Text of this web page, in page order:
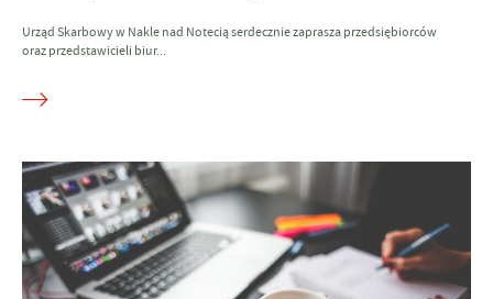
Urząd Skarbowy w Nakle nad Notecią serdecznie zaprasza przedsiębiorców
oraz przedstawicieli biur...